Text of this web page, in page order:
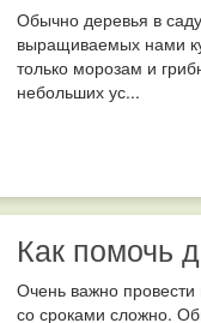
Обычно деревья в
выращиваемых нами
только морозам и
небольших ус...
Как помочь
Очень важно провести
со сроками сложно.